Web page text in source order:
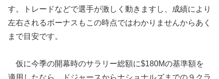
す。トレードなどで選手が激しく動きますし、成績により
左右されるボーナスもこの時点ではわかりませんからあく
まで目安です。
仮に今季の開幕時のサラリー総額に$180Mの基準額を